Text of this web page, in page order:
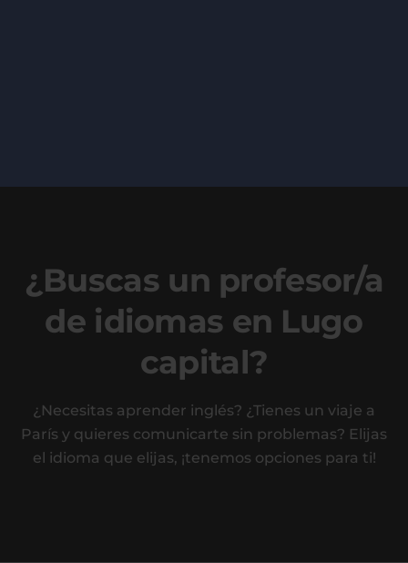
¿Buscas un profesor/a
de idiomas en Lugo
capital?
¿Necesitas aprender inglés? ¿Tienes un viaje a
París y quieres comunicarte sin problemas? Elijas
el idioma que elijas, ¡tenemos opciones para ti!